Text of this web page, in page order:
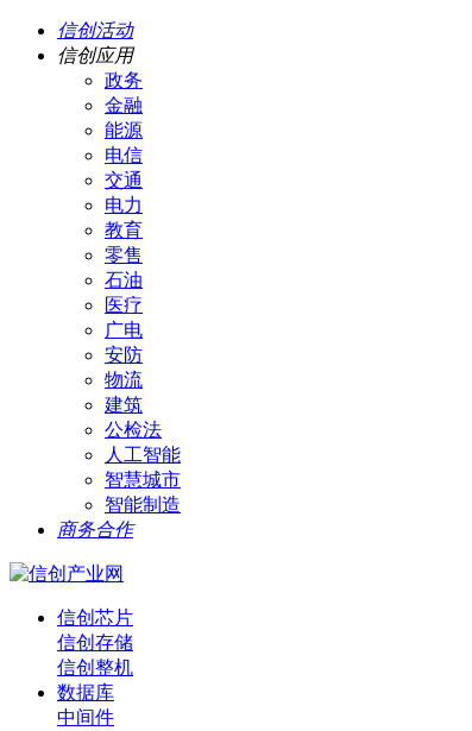
信创活动
信创应用
政务
金融
能源
电信
交通
电力
教育
零售
石油
医疗
广电
安防
物流
建筑
公检法
人工智能
智慧城市
智能制造
商务合作
信创芯片
信创存储
信创整机
数据库
中间件